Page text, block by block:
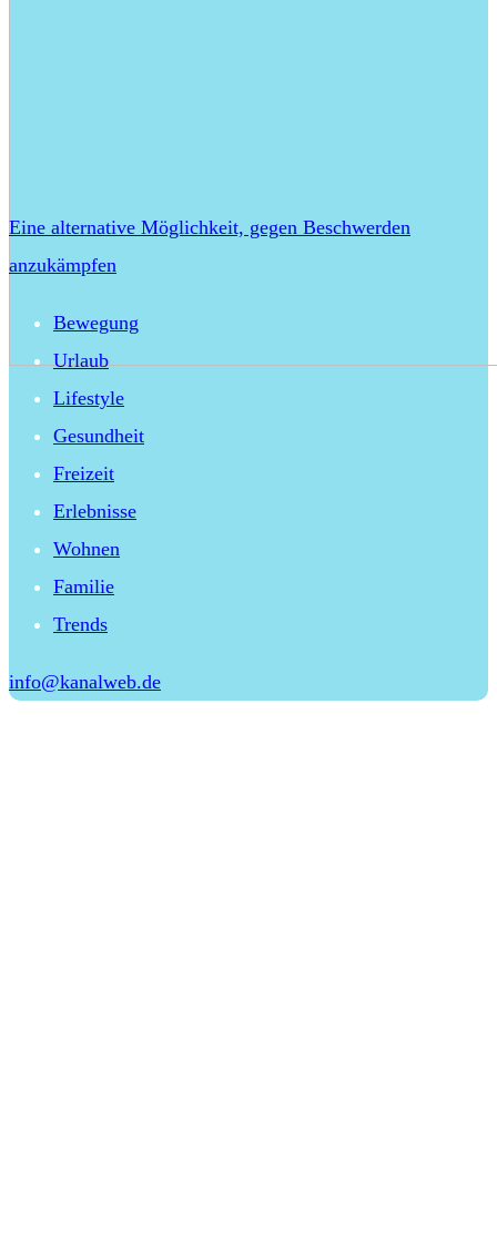
Eine alternative Möglichkeit, gegen Beschwerden
anzukämpfen
Bewegung
Urlaub
Lifestyle
Gesundheit
Freizeit
Erlebnisse
Wohnen
Familie
Trends
info@kanalweb.de